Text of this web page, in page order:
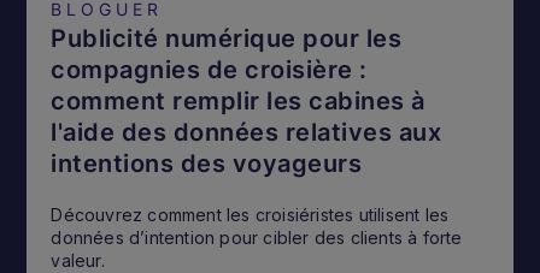
BLOGUER
Publicité numérique pour les
compagnies de croisière :
comment remplir les cabines à
l'aide des données relatives aux
intentions des voyageurs
Découvrez comment les croisiéristes utilisent les
données d’intention pour cibler des clients à forte
valeur.